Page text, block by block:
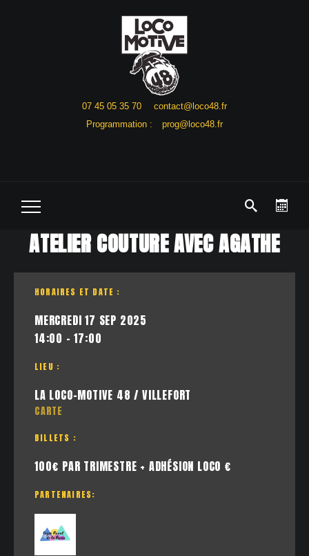
07 45 05 35 70
contact@loco48.fr
Programmation :
prog@loco48.fr
ATELIER COUTURE AVEC AGATHE
HORAIRES ET DATE :
MERCREDI 17 SEP 2025
14:00 - 17:00
LIEU :
LA LOCO-MOTIVE 48 / VILLEFORT
CARTE
BILLETS :
100€ PAR TRIMESTRE + ADHÉSION LOCO €
PARTENAIRES: